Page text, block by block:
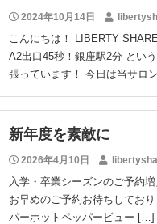
2024年10月14日
こんにちは！ LIBERTY
A2出口45秒！銀座駅2分 とい
張っています！ 今日は当サロ
新年度を素敵に
2026年4月10日
入学・卒業シーズンのご予約
お早めのご予約お待ちしてお
パーホットペッパービュー […]